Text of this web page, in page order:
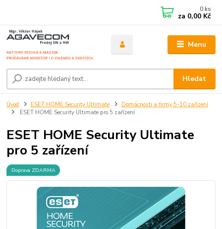
Menu
Hledat
0 ks
za 0,00 Kč
Úvod ESET HOME Security Ultimate
Domácnosti a firmy 5-10 zařízení
ESET HOME Security Ultimate pro 5 zařízení
ESET HOME Security Ultimate
pro 5 zařízení
Doprava ZDARMA